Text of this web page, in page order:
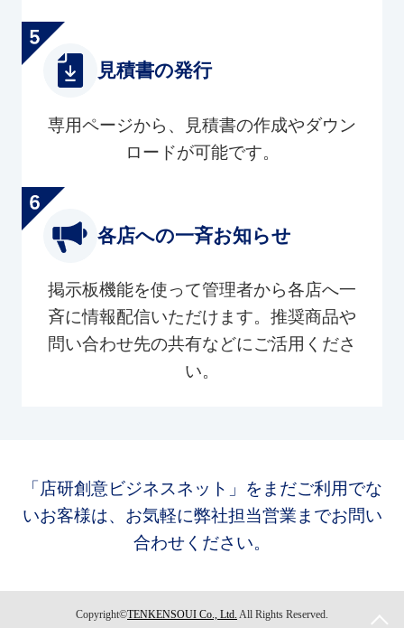
見積書の発行
専用ページから、見積書の作成やダウン
ロードが可能です。
各店への一斉お知らせ
掲示板機能を使って管理者から各店へ一
斉に情報配信いただけます。推奨商品や
問い合わせ先の共有などにご活用くださ
い。
「店研創意ビジネスネット」をまだご利用でな
いお客様は、お気軽に弊社担当営業までお問い
合わせください。
Copyright©TENKENSOUI Co., Ltd. All Rights Reserved.